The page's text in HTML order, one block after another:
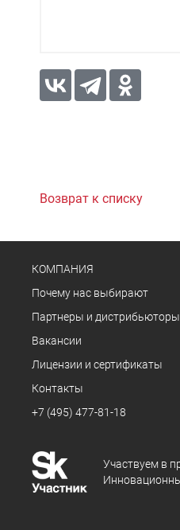
Возврат к списку
КОМПАНИЯ
Почему нас выбирают
Партнеры и дистрибьюторы
Вакансии
Лицензии и сертификаты
Контакты
+7 (495) 477-81-18
Участвуем в